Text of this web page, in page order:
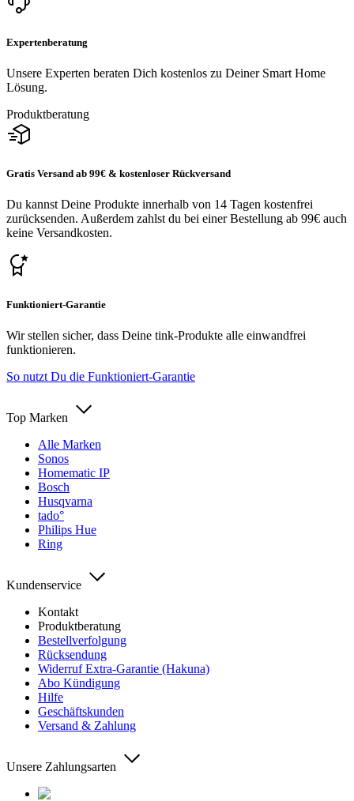
Expertenberatung
Unsere Experten beraten Dich kostenlos zu Deiner Smart Home
Lösung.
Produktberatung
Gratis Versand ab 99€ & kostenloser Rückversand
Du kannst Deine Produkte innerhalb von 14 Tagen kostenfrei
zurücksenden. Außerdem zahlst du bei einer Bestellung ab 99€ auch
keine Versandkosten.
Funktioniert-Garantie
Wir stellen sicher, dass Deine tink-Produkte alle einwandfrei
funktionieren.
So nutzt Du die Funktioniert-Garantie
Top Marken
Alle Marken
Sonos
Homematic IP
Bosch
Husqvarna
tado°
Philips Hue
Ring
Kundenservice
Kontakt
Produktberatung
Bestellverfolgung
Rücksendung
Widerruf Extra-Garantie (Hakuna)
Abo Kündigung
Hilfe
Geschäftskunden
Versand & Zahlung
Unsere Zahlungsarten